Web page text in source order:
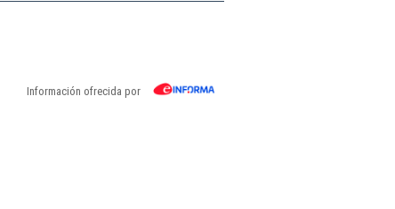
Información ofrecida por